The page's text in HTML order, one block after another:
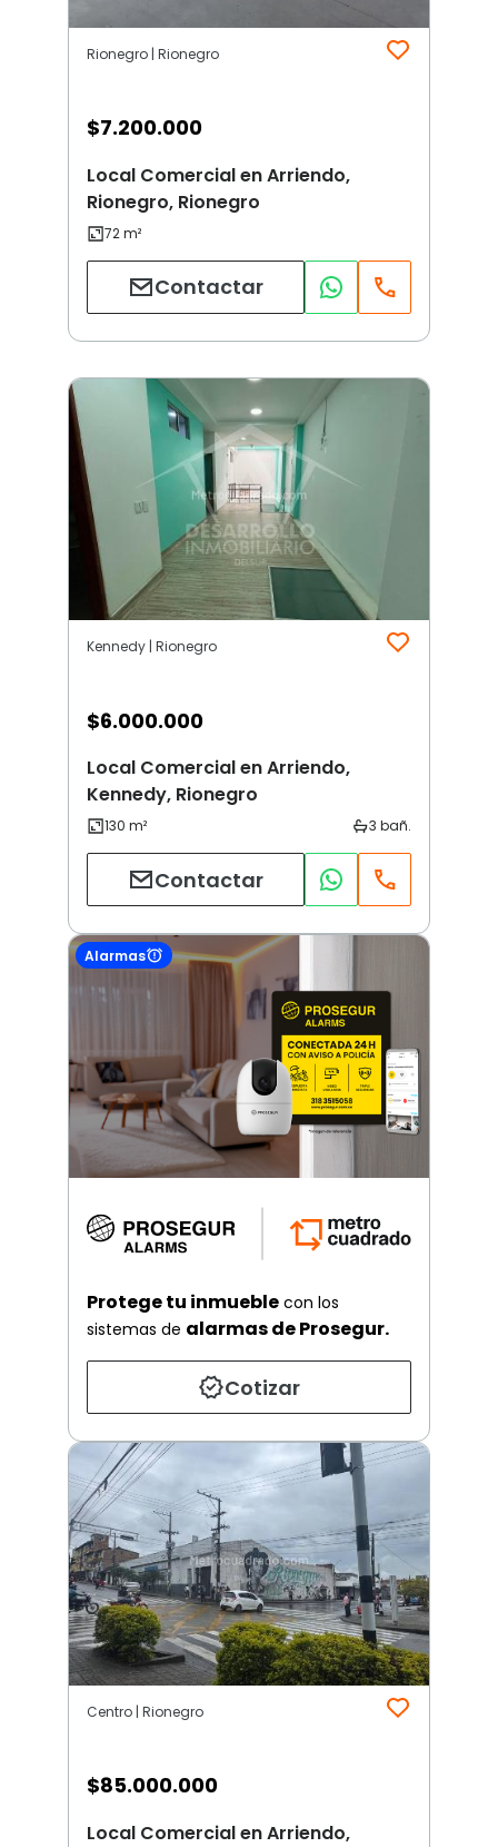
Rionegro | Rionegro
$7.200.000
Local Comercial en Arriendo,
Rionegro, Rionegro
Contactar
Kennedy | Rionegro
$6.000.000
Local Comercial en Arriendo,
Kennedy, Rionegro
Contactar
Alarmas
Protege tu inmueble con los
sistemas de alarmas de Prosegur.
Cotizar
Centro | Rionegro
$85.000.000
Local Comercial en Arriendo,